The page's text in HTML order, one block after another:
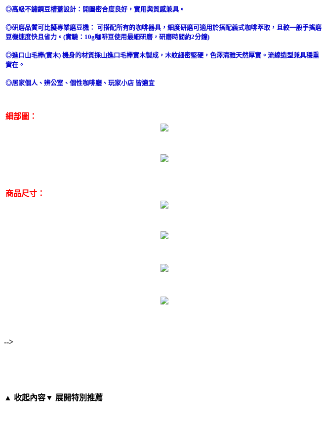
◎高級不鏽鋼豆槽蓋設計：開闔密合度良好，實用與質感兼具。
◎研磨品質可比擬專業磨豆機： 可搭配所有的咖啡器具，細度研磨可適用於搭配義式咖啡萃取，且較一般手搖磨
豆機速度快且省力。(實驗：10g咖啡豆使用最細研磨，研磨時間約2分鐘)
◎進口山毛櫸(實木) 機身的材質採山進口毛櫸實木製成，木紋細密堅硬，色澤清雅天然厚實。流線造型兼具穩重
實在。
◎居家個人、辨公室、個性咖啡廳、玩家小店 皆適宜
細部圖：
商品尺寸：
-->
▲ 收起內容▼ 展開特別推薦